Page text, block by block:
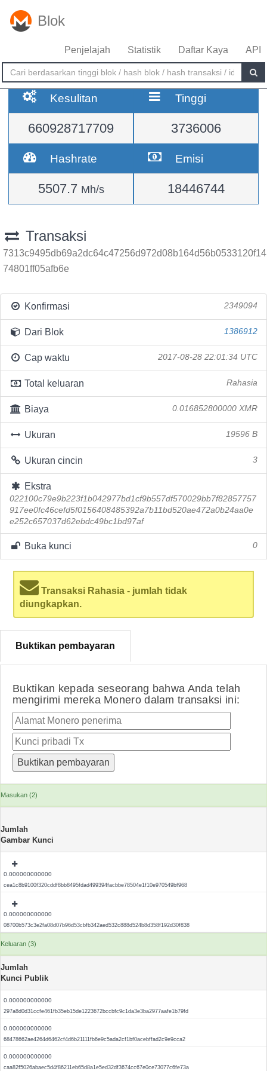
Blok
Penjelajah Statistik Daftar Kaya API
Kesulitan
660928717709
Tinggi
3736006
Hashrate
5507.7 Mh/s
Emisi
18446744
Transaksi
7313c9495db69a2dc64c47256d972d08b164d56b0533120f14
74801ff05afb6e
Konfirmasi 2349094
Dari Blok 1386912
Cap waktu 2017-08-28 22:01:34 UTC
Total keluaran Rahasia
Biaya 0.016852800000 XMR
Ukuran 19596 B
Ukuran cincin 3
Ekstra
022100c79e9b223f1b042977bd1cf9b557df570029bb7f82857757
917ee0fc46cefd5f0156408485392a7b11bd520ae472a0b24aa0e
e252c657037d62ebdc49bc1bd97af
Buka kunci 0
Transaksi Rahasia - jumlah tidak
diungkapkan.
Buktikan pembayaran
Buktikan kepada seseorang bahwa Anda telah
mengirimi mereka Monero dalam transaksi ini:
Masukan (2)
Jumlah
Gambar Kunci
0.000000000000
cea1c8b9100f320cddf8bb8495fdad499394facbbe78504e1f10e970549bf968
0.000000000000
08700b573c3e2fa08d07b96d53cbfb342aed532c888d524b8d358f192d30f838
Keluaran (3)
Jumlah
Kunci Publik
0.000000000000
297a8d0d31ccfe461fb35eb15de1223672bccbfc9c1da3e3ba2977aafe1b79fd
0.000000000000
68478662ae4264d6462cf4d6b21111fb6e9c5ada2cf1bf0acebffad2c9e9cca2
0.000000000000
caa82f5026abaec5d4f86211eb65d8a1e5ed32df3674cc67e0ce73077c6fe73a